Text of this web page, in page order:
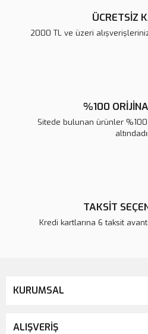
ÜCRETSİZ
2000 TL ve üzeri
%100
Sitede bulunan ürünler
TAKSİT
Kredi kartlarına 6 taksit
KURUMSAL
ALIŞVERİŞ